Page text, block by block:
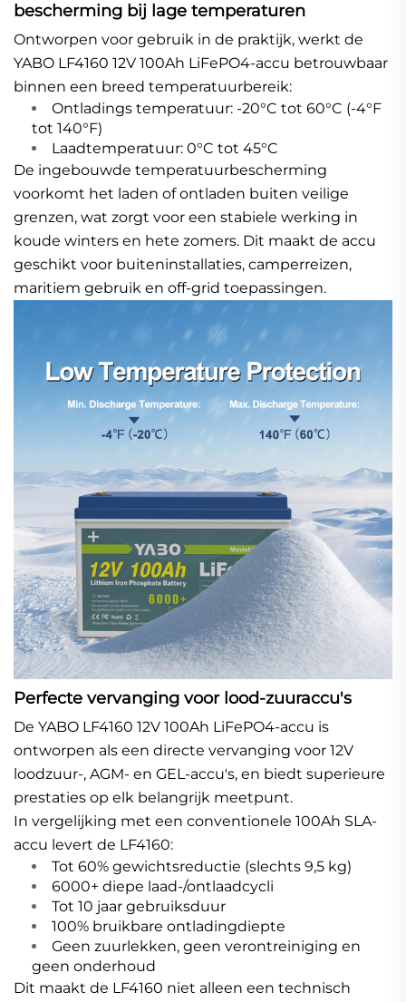
bescherming bij lage temperaturen
Ontworpen voor gebruik in de praktijk, werkt de
YABO LF4160 12V 100Ah LiFePO4-accu betrouwbaar
binnen een breed temperatuurbereik:
Ontladings temperatuur: -20°C tot 60°C (-4°F
tot 140°F)
Laadtemperatuur: 0°C tot 45°C
De ingebouwde temperatuurbescherming
voorkomt het laden of ontladen buiten veilige
grenzen, wat zorgt voor een stabiele werking in
koude winters en hete zomers. Dit maakt de accu
geschikt voor buiteninstallaties, camperreizen,
maritiem gebruik en off-grid toepassingen.
Perfecte vervanging voor lood-zuuraccu's
De YABO LF4160 12V 100Ah LiFePO4-accu is
ontworpen als een directe vervanging voor 12V
loodzuur-, AGM- en GEL-accu's, en biedt superieure
prestaties op elk belangrijk meetpunt.
In vergelijking met een conventionele 100Ah SLA-
accu levert de LF4160:
Tot 60% gewichtsreductie (slechts 9,5 kg)
6000+ diepe laad-/ontlaadcycli
Tot 10 jaar gebruiksduur
100% bruikbare ontladingdiepte
Geen zuurlekken, geen verontreiniging en
geen onderhoud
Dit maakt de LF4160 niet alleen een technisch